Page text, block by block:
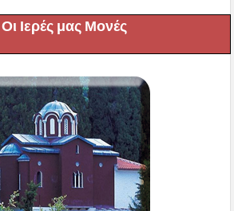
Οι Ιερές μας Μονές